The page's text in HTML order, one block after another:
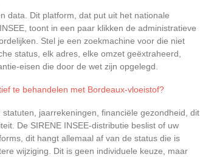
data. Dit platform, dat put uit het nationale
toont in een paar klikken de administratieve
Stel je een zoekmachine voor die niet
status, elk adres, elke omzet geëxtraheerd,
eisen die door de wet zijn opgelegd.
te behandelen met Bordeaux-vloeistof?
jaarrekeningen, financiële gezondheid, dit
De SIRENE INSEE-distributie beslist of uw
dit hangt allemaal af van de status die is
wijziging. Dit is geen individuele keuze, maar